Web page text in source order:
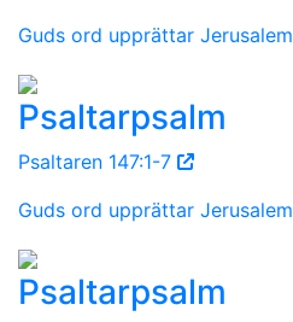
Guds ord upprättar Jerusalem
Psaltarpsalm
Psaltaren 147:1-7
Guds ord upprättar Jerusalem
Psaltarpsalm